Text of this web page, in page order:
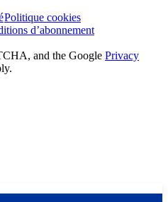
Politique cookies
d’abonnement
and the Google Privacy